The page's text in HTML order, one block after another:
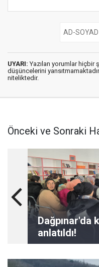
UYARI: Yazılan yorumlar hiçbir
düşüncelerini
niteliktedir.
Önceki ve Sonraki
Dağpınar'da
anlatıldı!